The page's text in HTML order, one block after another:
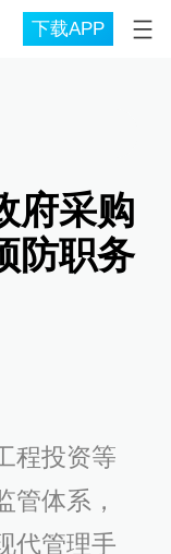
下载APP
府采购
防职务
程投资等
管体系，
代管理手